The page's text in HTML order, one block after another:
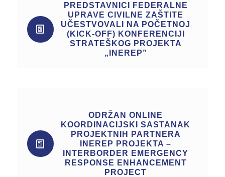
PREDSTAVNICI FEDERALNE
UPRAVE CIVILNE ZAŠTITE
UČESTVOVALI NA POČETNOJ
(KICK-OFF) KONFERENCIJI
STRATEŠKOG PROJEKTA
„INEREP”
ODRŽAN ONLINE
KOORDINACIJSKI SASTANAK
PROJEKTNIH PARTNERA
INEREP PROJEKTA –
INTERBORDER EMERGENCY
RESPONSE ENHANCEMENT
PROJECT